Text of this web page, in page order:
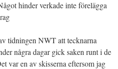
hinder verkade inte förelägga
tidningen NWT att tecknarna
några dagar gick saken runt i de
var en av skisserna eftersom jag